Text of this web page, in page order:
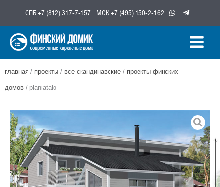
содержимому
СПБ+7 (812) 317-7-157 МСК +7 (495) 150-2-162
главная / проекты / все скандинавские / проекты финских
домов / planiatalo